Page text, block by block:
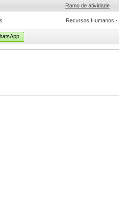
Ramo de atividade
Recursos Humanos -